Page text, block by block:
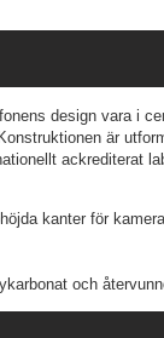
design vara i
är
ackrediterat
kanter för
och